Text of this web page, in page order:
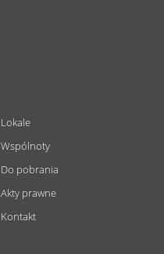
Lokale
Wspólnoty
Do pobrania
Akty prawne
Kontakt